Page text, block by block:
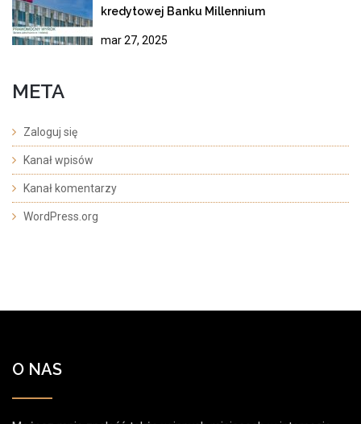
kredytowej Banku Millennium
mar 27, 2025
META
Zaloguj się
Kanał wpisów
Kanał komentarzy
WordPress.org
O NAS